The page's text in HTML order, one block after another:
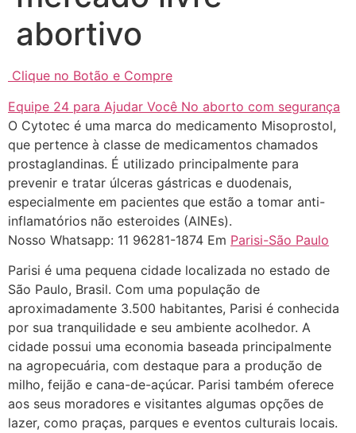
abortivo
Clique no Botão e Compre
Equipe 24 para Ajudar Você No aborto com segurança
O Cytotec é uma marca do medicamento Misoprostol,
que pertence à classe de medicamentos chamados
prostaglandinas. É utilizado principalmente para
prevenir e tratar úlceras gástricas e duodenais,
especialmente em pacientes que estão a tomar anti-
inflamatórios não esteroides (AINEs).
Nosso Whatsapp: 11 96281-1874 Em Parisi-São Paulo
Parisi é uma pequena cidade localizada no estado de
São Paulo, Brasil. Com uma população de
aproximadamente 3.500 habitantes, Parisi é conhecida
por sua tranquilidade e seu ambiente acolhedor. A
cidade possui uma economia baseada principalmente
na agropecuária, com destaque para a produção de
milho, feijão e cana-de-açúcar. Parisi também oferece
aos seus moradores e visitantes algumas opções de
lazer, como praças, parques e eventos culturais locais.
sozinha nao estou
22/05/2026 17:09:20
Helly
Entao q seja
22/05/2026 17:09:25
G (1199866**** em
http://www.proaborto.com)
Mulheres vocês sabem dizer
quem já tomou os remédio se
depois que para de menstruar
começa a sair um líquido
transparente, se é normal ?
22/05/2026 17:10:05
(879121**** em
http://www.proaborto.com)